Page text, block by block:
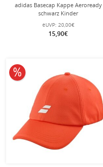
adidas Basecap Kappe Aeroready
schwarz Kinder
eUVP: 20,00€
15,90€
10% reduziert